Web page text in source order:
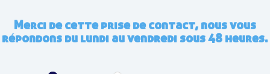
Merci de cette prise de contact, nous vous
répondons du lundi au vendredi sous 48 heures.